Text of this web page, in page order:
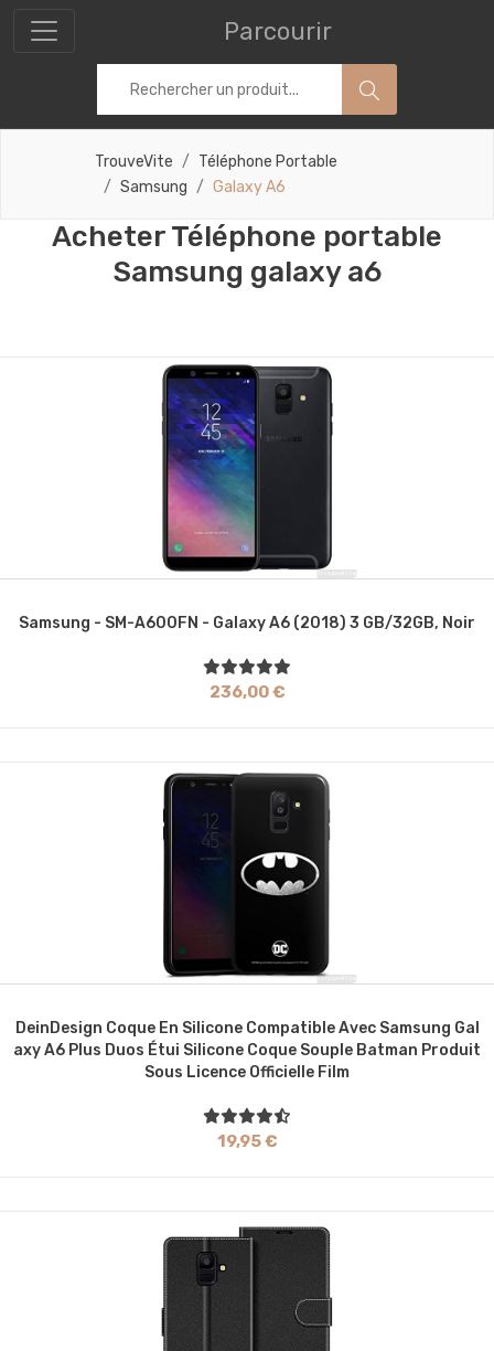
Parcourir
TrouveVite
Téléphone Portable
Samsung
Galaxy A6
Acheter Téléphone portable
Samsung galaxy a6
Samsung - SM-A600FN - Galaxy A6 (2018) 3 GB/32GB, Noir
236,00 €
DeinDesign Coque En Silicone Compatible Avec Samsung Gal
Axy A6 Plus Duos Étui Silicone Coque Souple Batman Produit
Sous Licence Officielle Film
19,95 €